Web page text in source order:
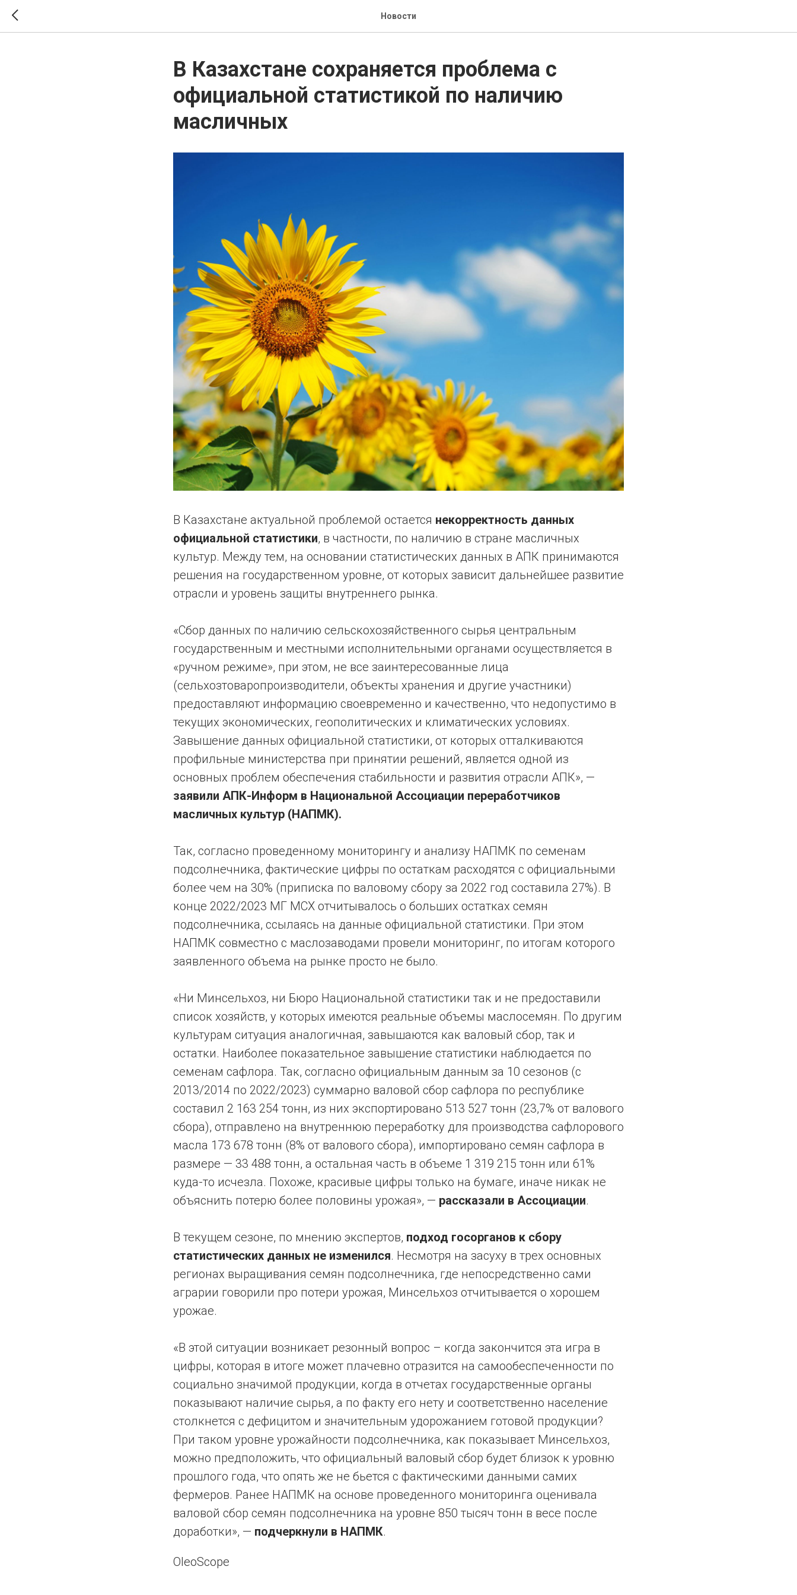
Новости
В Казахстане сохраняется проблема с
официальной статистикой по наличию
масличных
В Казахстане актуальной проблемой остается некорректность данных
официальной статистики, в частности, по наличию в стране масличных
культур. Между тем, на основании статистических данных в АПК принимаются
решения на государственном уровне, от которых зависит дальнейшее развитие
отрасли и уровень защиты внутреннего рынка.
«Сбор данных по наличию сельскохозяйственного сырья центральным
государственным и местными исполнительными органами осуществляется в
«ручном режиме», при этом, не все заинтересованные лица
(сельхозтоваропроизводители, объекты хранения и другие участники)
предоставляют информацию своевременно и качественно, что недопустимо в
текущих экономических, геополитических и климатических условиях.
Завышение данных официальной статистики, от которых отталкиваются
профильные министерства при принятии решений, является одной из
основных проблем обеспечения стабильности и развития отрасли АПК», —
заявили АПК-Информ в Национальной Ассоциации переработчиков
масличных культур (НАПМК).
Так, согласно проведенному мониторингу и анализу НАПМК по семенам
подсолнечника, фактические цифры по остаткам расходятся с официальными
более чем на 30% (приписка по валовому сбору за 2022 год составила 27%). В
конце 2022/2023 МГ МСХ отчитывалось о больших остатках семян
подсолнечника, ссылаясь на данные официальной статистики. При этом
НАПМК совместно с маслозаводами провели мониторинг, по итогам которого
заявленного объема на рынке просто не было.
«Ни Минсельхоз, ни Бюро Национальной статистики так и не предоставили
список хозяйств, у которых имеются реальные объемы маслосемян. По другим
культурам ситуация аналогичная, завышаются как валовый сбор, так и
остатки. Наиболее показательное завышение статистики наблюдается по
семенам сафлора. Так, согласно официальным данным за 10 сезонов (с
2013/2014 по 2022/2023) суммарно валовой сбор сафлора по республике
составил 2 163 254 тонн, из них экспортировано 513 527 тонн (23,7% от валового
сбора), отправлено на внутреннюю переработку для производства сафлорового
масла 173 678 тонн (8% от валового сбора), импортировано семян сафлора в
размере — 33 488 тонн, а остальная часть в объеме 1 319 215 тонн или 61%
куда-то исчезла. Похоже, красивые цифры только на бумаге, иначе никак не
объяснить потерю более половины урожая», — рассказали в Ассоциации.
В текущем сезоне, по мнению экспертов, подход госорганов к сбору
статистических данных не изменился. Несмотря на засуху в трех основных
регионах выращивания семян подсолнечника, где непосредственно сами
аграрии говорили про потери урожая, Минсельхоз отчитывается о хорошем
урожае.
«В этой ситуации возникает резонный вопрос – когда закончится эта игра в
цифры, которая в итоге может плачевно отразится на самообеспеченности по
социально значимой продукции, когда в отчетах государственные органы
показывают наличие сырья, а по факту его нету и соответственно население
столкнется с дефицитом и значительным удорожанием готовой продукции?
При таком уровне урожайности подсолнечника, как показывает Минсельхоз,
можно предположить, что официальный валовый сбор будет близок к уровню
прошлого года, что опять же не бьется с фактическими данными самих
фермеров. Ранее НАПМК на основе проведенного мониторинга оценивала
валовой сбор семян подсолнечника на уровне 850 тысяч тонн в весе после
доработки», — подчеркнули в НАПМК.
OleoScope